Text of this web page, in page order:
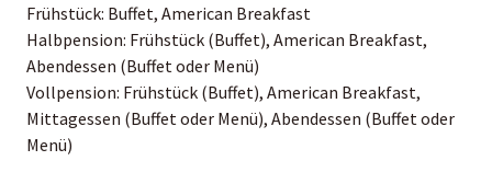
Frühstück: Buffet, American Breakfast
Halbpension: Frühstück (Buffet), American Breakfast,
Abendessen (Buffet oder Menü)
Vollpension: Frühstück (Buffet), American Breakfast,
Mittagessen (Buffet oder Menü), Abendessen (Buffet oder
Menü)